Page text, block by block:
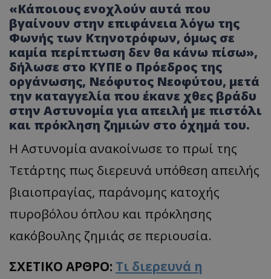
«Κάποιους ενοχλούν αυτά που
βγαίνουν στην επιφάνεια λόγω της
Φωνής των Κτηνοτρόφων, όμως σε
καμία περίπτωση δεν θα κάνω πίσω»,
δήλωσε στο ΚΥΠΕ ο Πρόεδρος της
οργάνωσης, Νεόφυτος Νεοφύτου, μετά
την καταγγελία που έκανε χθες βράδυ
στην Αστυνομία για απειλή με πιστόλι
και πρόκληση ζημιών στο όχημά του.
Η Αστυνομία ανακοίνωσε το πρωί της
Τετάρτης πως διερευνά υπόθεση απειλής
βιαιοπραγίας, παράνομης κατοχής
πυροβόλου όπλου και πρόκλησης
κακόβουλης ζημιάς σε περιουσία.
ΣΧΕΤΙΚΟ ΑΡΘΡΟ: Τι διερευνά η